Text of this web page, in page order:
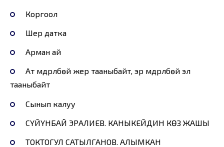
Коргоол
Шер датка
Арман ай
Ат мүдүрүлбөй жер тааныбайт, эр мүдүрүлбөй эл
тааныбайт
Сынып калуу
СҮЙҮНБАЙ ЭРАЛИЕВ. КАНЫКЕЙДИН КӨЗ ЖАШЫ
ТОКТОГУЛ САТЫЛГАНОВ. АЛЫМКАН